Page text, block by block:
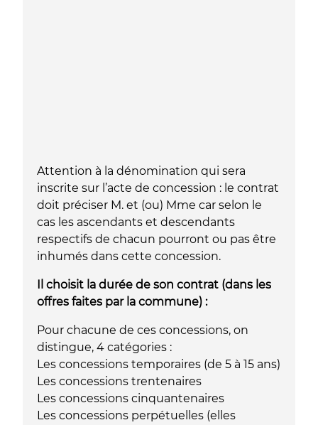
Attention à la dénomination qui sera
inscrite sur l’acte de concession : le contrat
doit préciser M. et (ou) Mme car selon le
cas les ascendants et descendants
respectifs de chacun pourront ou pas être
inhumés dans cette concession.
Il choisit la durée de son contrat (dans les
offres faites par la commune) :
Pour chacune de ces concessions, on
distingue, 4 catégories :
Les concessions temporaires (de 5 à 15 ans)
Les concessions trentenaires
Les concessions cinquantenaires
Les concessions perpétuelles (elles